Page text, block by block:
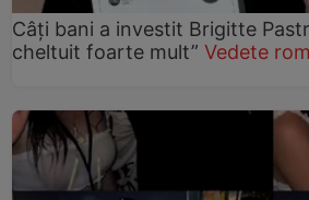
Câți bani a investit Brigitte
cheltuit foarte mult” Vedete